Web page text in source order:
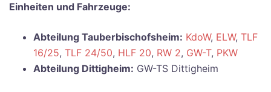
Einheiten und Fahrzeuge:
Abteilung Tauberbischofsheim: KdoW, ELW, TLF
16/25, TLF 24/50, HLF 20, RW 2, GW-T, PKW
Abteilung Dittigheim: GW-TS Dittigheim